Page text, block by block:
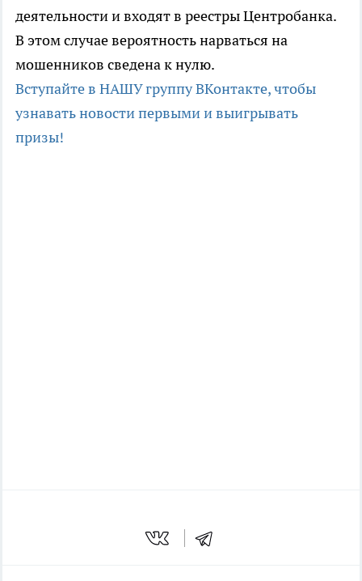
деятельности и входят в реестры Центробанка.
В этом случае вероятность нарваться на
мошенников сведена к нулю.
Вступайте в НАШУ группу ВКонтакте, чтобы
узнавать новости первыми и выигрывать
призы!